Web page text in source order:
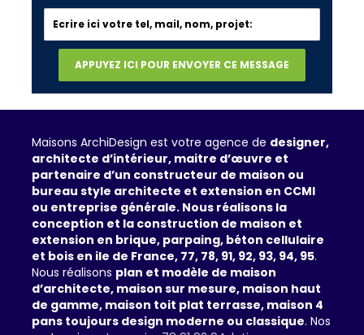
Maisons ArchiDesign est votre agence de designer,
architecte d’intérieur, maitre d’œuvre et
partenaire d’un constructeur de maison ou
bureau style architecte et extension en CCMI
ou entreprise générale. Nous réalisons la
conception et la construction de maison et
extension en brique, parpaing, béton cellulaire
et bois en ile de France, 77, 78, 91, 92, 93, 94, 95.
Nous réalisons plan et modèle de maison
d’architecte, maison sur mesure, maison haut
de gamme, maison toit plat terrasse, maison 4
pans toujours design moderne ou classique. Nos